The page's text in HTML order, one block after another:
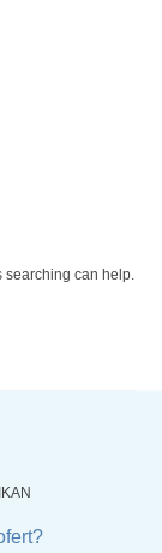
searching can help.